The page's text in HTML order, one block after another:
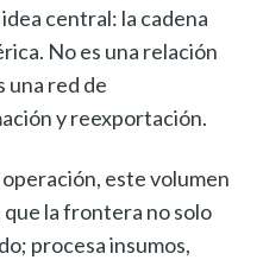
central: la cadena
No es una relación
una red de
y reexportación.
este volumen
que la frontera no solo
procesa insumos,